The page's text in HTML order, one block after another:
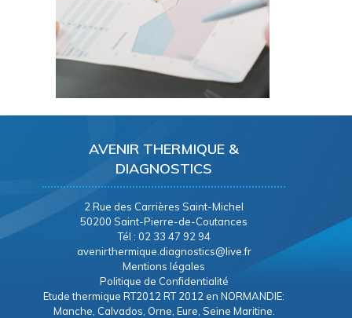
AVENIR THERMIQUE &
DIAGNOSTICS
2 Rue des Carrières Saint-Michel
50200 Saint-Pierre-de-Coutances
Tél : 02 33 47 92 94
avenirthermique.diagnostics@live.fr
Mentions légales
Politique de Confidentialité
Etude thermique RT2012 RT 2012 en NORMANDIE:
Manche, Calvados, Orne, Eure, Seine Maritine.